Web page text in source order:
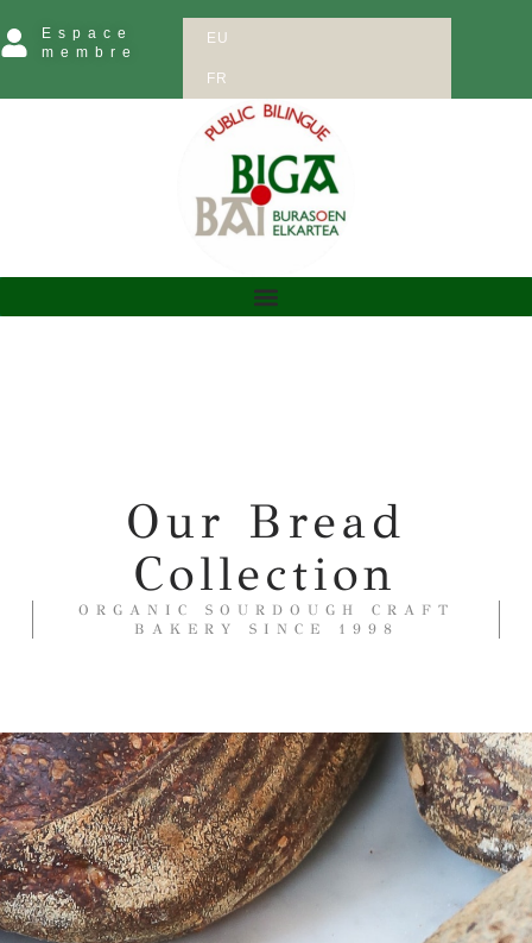
Espace
membre
EU
FR
Our Bread
Collection
ORGANIC SOURDOUGH CRAFT
BAKERY SINCE 1998